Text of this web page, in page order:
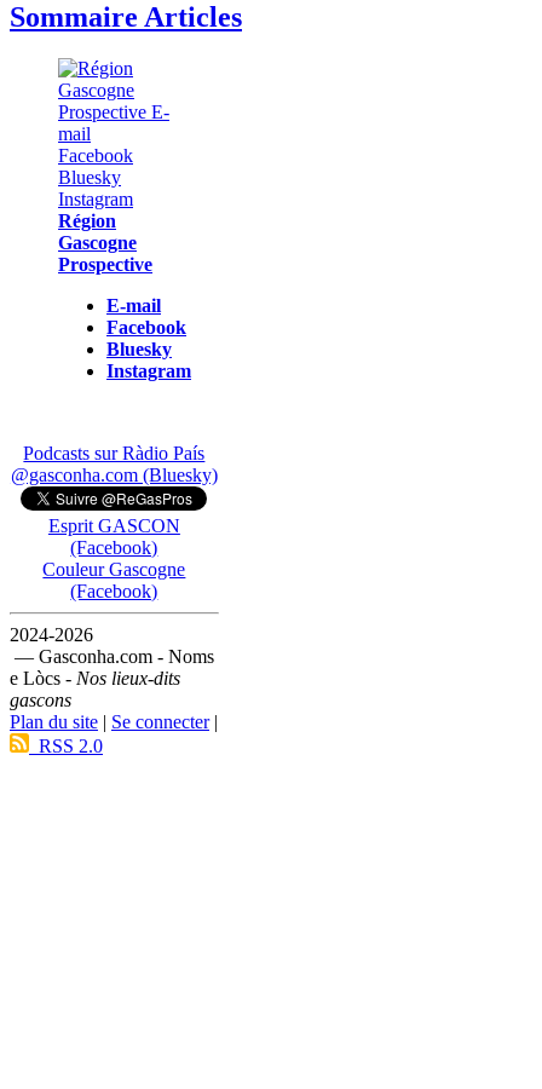
Sommaire Articles
Région
Gascogne
Prospective
E-mail
Facebook
Bluesky
Instagram
Podcasts sur Ràdio País
@gasconha.com (Bluesky)
Esprit GASCON
(Facebook)
Couleur Gascogne
(Facebook)
2024-2026
— Gasconha.com - Noms
e Lòcs - Nos lieux-dits
gascons
Plan du site | Se connecter|
RSS 2.0